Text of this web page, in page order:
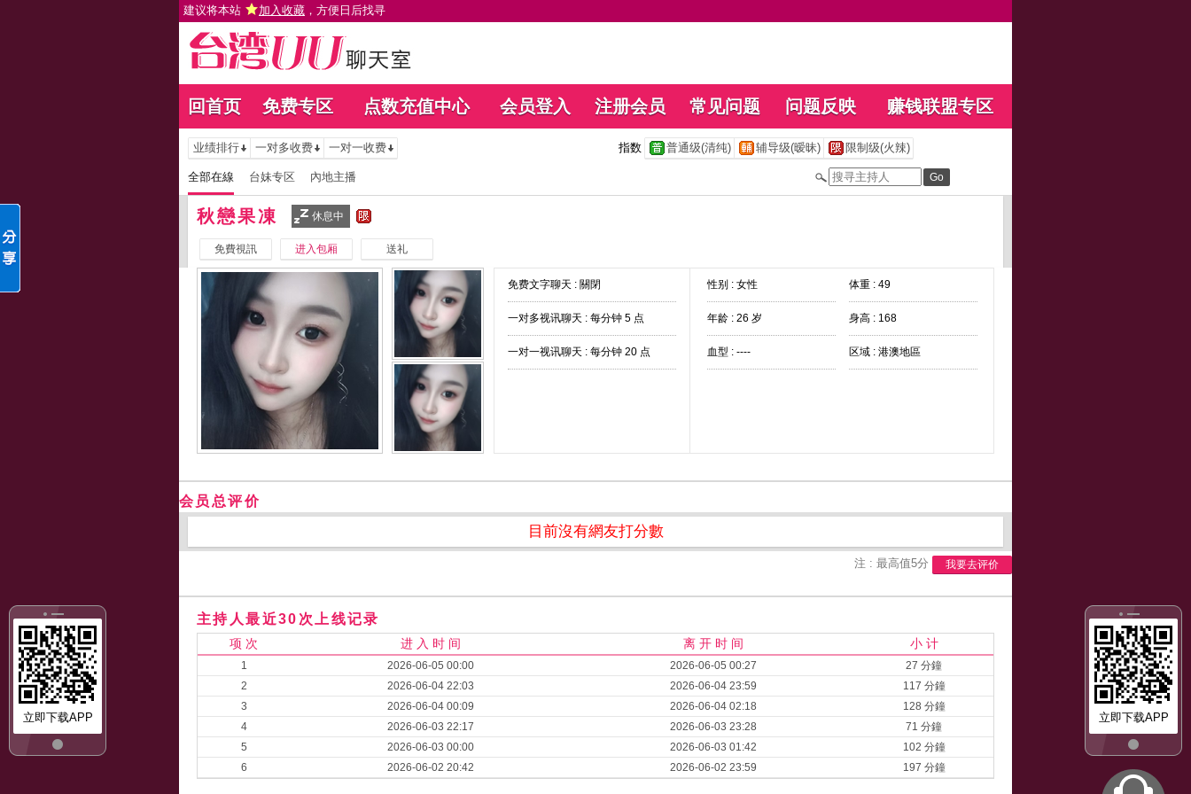
建议将本站 加入收藏 ，方便日后找寻
回首页 免费专区 点数充值中心 会员登入 注册会员 常见问题 问题反映 赚钱联盟专区
立即下载APP
立即下载APP
业绩排行 一对多收费 一对一收费 指数 普通级(清纯) 辅导级(暧昧) 限制级(火辣)
全部在線 台妹专区 內地主播
秋戀果凍 休息中
免費視訊 进入包厢 送礼
免费文字聊天 : 關閉
一对多视讯聊天 : 每分钟 5 点
一对一视讯聊天 : 每分钟 20 点
性别 : 女性 体重 : 49
年龄 : 26 岁 身高 : 168
血型 : ---- 区域 : 港澳地區
会员总评价
目前沒有網友打分數
注 : 最高值5分 我要去评价
主持人最近30次上线记录
项 次 进 入 时 间 离 开 时 间 小 计
1 2026-06-05 00:00 2026-06-05 00:27
27 分鐘
2
2026-06-04 22:03 2026-06-04 23:59
117 分鐘
3
2026-06-04 00:09 2026-06-04 02:18
128 分鐘
4
2026-06-03 22:17 2026-06-03 23:28
71 分鐘
5
2026-06-03 00:00 2026-06-03 01:42
102 分鐘
6
2026-06-02 20:42 2026-06-02 23:59 197 分鐘